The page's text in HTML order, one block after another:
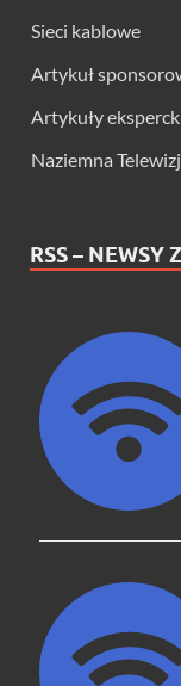
Sieci kablowe
Artykuł
Artykuły
Naziemna
RSS – NEWSY